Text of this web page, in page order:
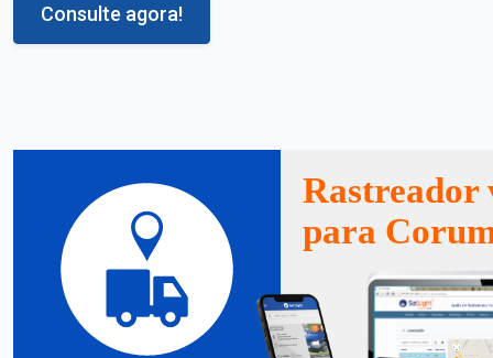
Consulte agora!
Rastreador
para